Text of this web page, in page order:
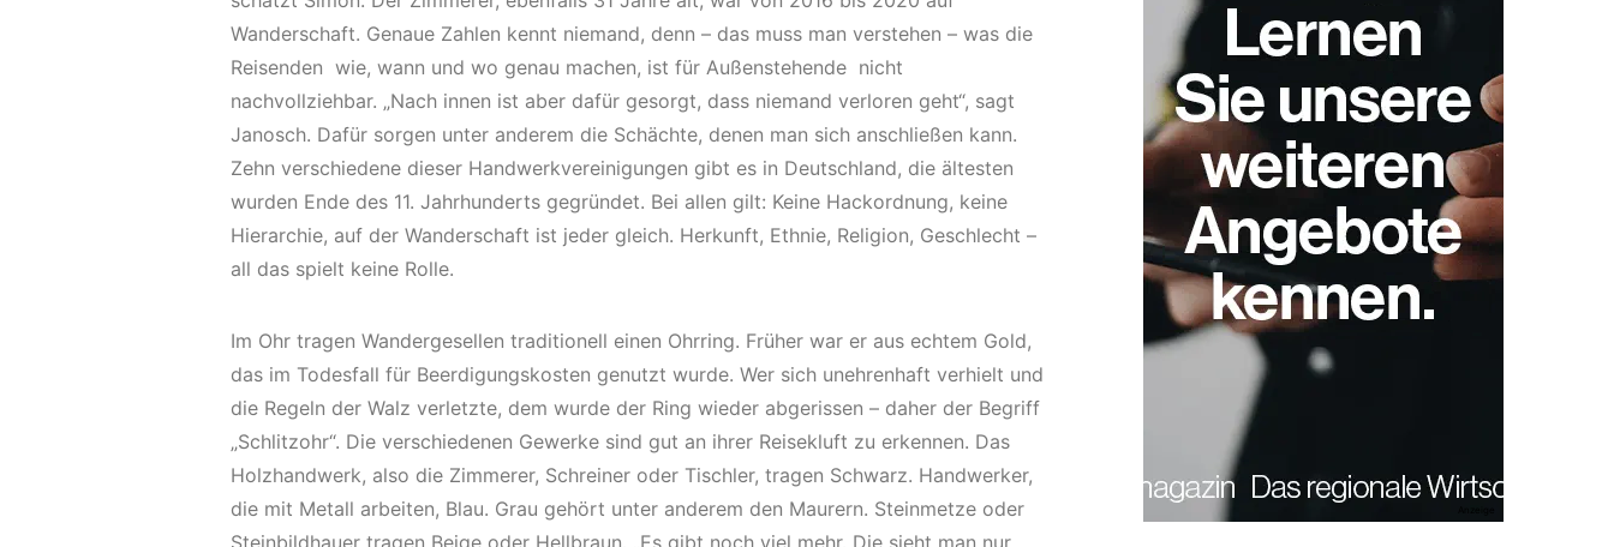
Wanderschaft. Genaue Zahlen kennt niemand, denn – das muss man verstehen – was die
Reisenden wie, wann und wo genau machen, ist für Außenstehende nicht
nachvollziehbar. „Nach innen ist aber dafür gesorgt, dass niemand verloren geht“, sagt
Janosch. Dafür sorgen unter anderem die Schächte, denen man sich anschließen kann.
Zehn verschiedene dieser Handwerkvereinigungen gibt es in Deutschland, die ältesten
wurden Ende des 11. Jahrhunderts gegründet. Bei allen gilt: Keine Hackordnung, keine
Hierarchie, auf der Wanderschaft ist jeder gleich. Herkunft, Ethnie, Religion, Geschlecht –
all das spielt keine Rolle.
Im Ohr tragen Wandergesellen traditionell einen Ohrring. Früher war er aus echtem Gold,
das im Todesfall für Beerdigungskosten genutzt wurde. Wer sich unehrenhaft verhielt und
die Regeln der Walz verletzte, dem wurde der Ring wieder abgerissen – daher der Begriff
„Schlitzohr“. Die verschiedenen Gewerke sind gut an ihrer Reisekluft zu erkennen. Das
Holzhandwerk, also die Zimmerer, Schreiner oder Tischler, tragen Schwarz. Handwerker,
die mit Metall arbeiten, Blau. Grau gehört unter anderem den Maurern. Steinmetze oder